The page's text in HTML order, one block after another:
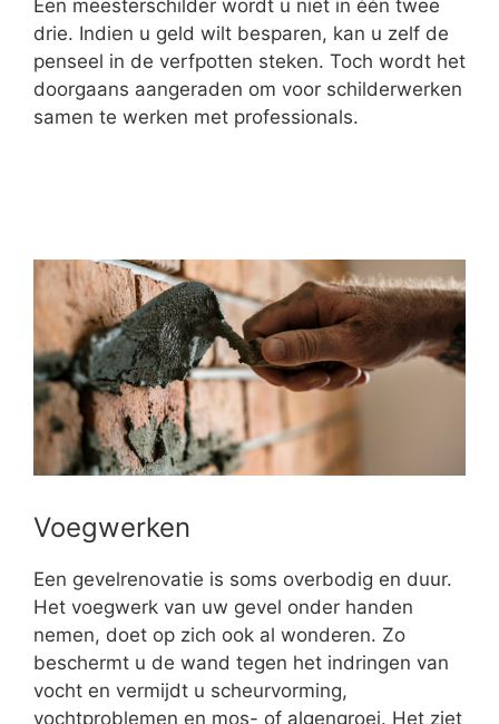
Een meesterschilder wordt u niet in één twee
drie. Indien u geld wilt besparen, kan u zelf de
penseel in de verfpotten steken. Toch wordt het
doorgaans aangeraden om voor schilderwerken
samen te werken met professionals.
Voegwerken
Een gevelrenovatie is soms overbodig en duur.
Het voegwerk van uw gevel onder handen
nemen, doet op zich ook al wonderen. Zo
beschermt u de wand tegen het indringen van
vocht en vermijdt u scheurvorming,
vochtproblemen en mos- of algengroei. Het ziet